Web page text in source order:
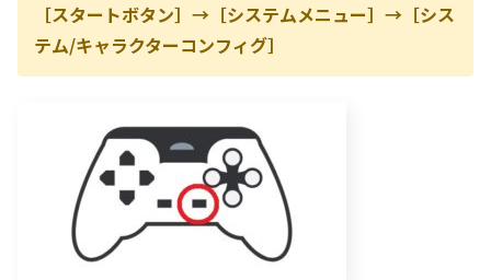
［スタートボタン］→［システムメニュー］→［シス
テム/キャラクターコンフィグ］